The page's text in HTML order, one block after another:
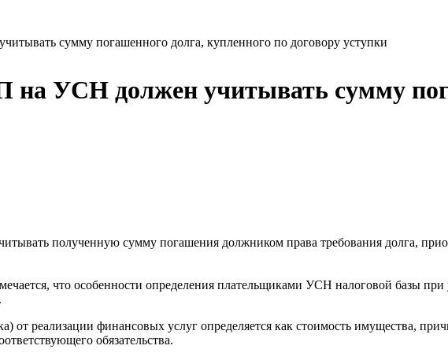
сумму погашенного долга, купленного по договору уступки
на УСН должен учитывать сумму
полученную сумму погашения должником права требования долга,
что особенности определения плательщиками УСН налоговой базы при
от реализации финансовых услуг определяется как стоимость имущества,
обязательства.